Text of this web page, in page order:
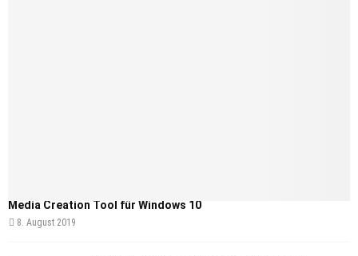
Media Creation Tool für Windows 10
8. August 2019